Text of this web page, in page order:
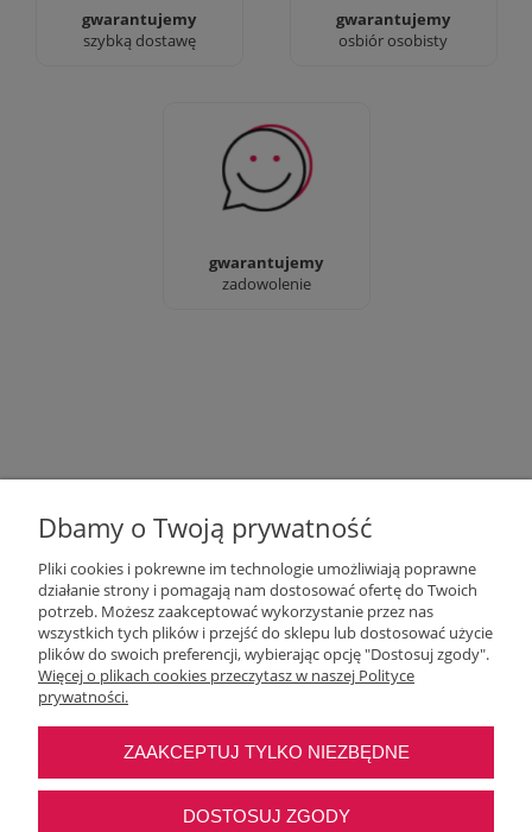
gwarantujemy
szybką dostawę
gwarantujemy
osbiór osobisty
gwarantujemy
zadowolenie
Sprawdź nasze 100%
zadowolenia Klientów
Moje konto
Najczęstsze pytania
Dbamy o Twoją prywatność
Pliki cookies i pokrewne im technologie umożliwiają poprawne
działanie strony i pomagają nam dostosować ofertę do Twoich
potrzeb. Możesz zaakceptować wykorzystanie przez nas
wszystkich tych plików i przejść do sklepu lub dostosować użycie
plików do swoich preferencji, wybierając opcję "Dostosuj zgody".
Więcej o plikach cookies przeczytasz w naszej Polityce
prywatności.
ZAAKCEPTUJ TYLKO NIEZBĘDNE
DOSTOSUJ ZGODY